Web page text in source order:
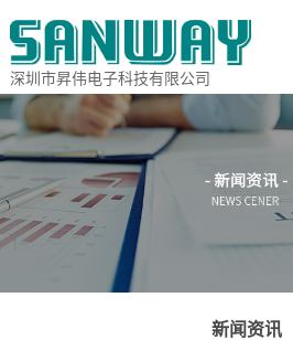
深圳市昇伟电子科技有限公司
新闻资讯